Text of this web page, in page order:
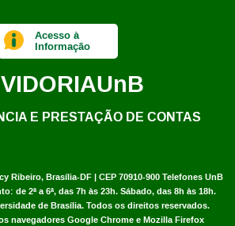
Ribeiro, Brasília-DF | CEP 70910-900 Telefones UnB
de 2ª a 6ª, das 7h às 23h. Sábado, das 8h às 18h.
de Brasília. Todos os direitos reservados.
navegadores Google Chrome e Mozilla Firefox
Acesso à
Informação
UnB
E PRESTAÇÃO DE CONTAS